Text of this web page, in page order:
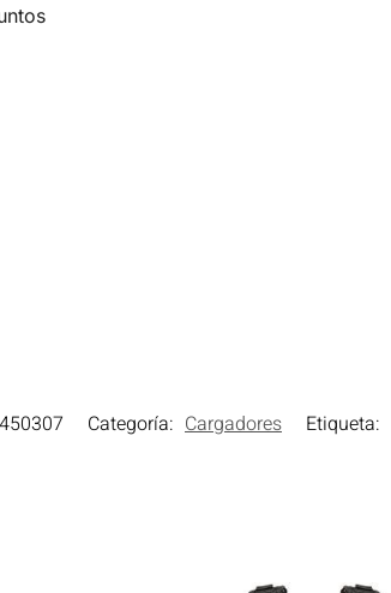
Categoría: Cargadores Etiqueta: